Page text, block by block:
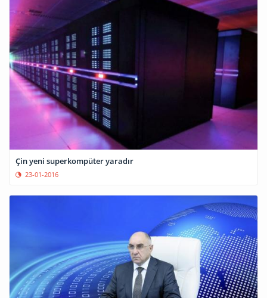
Çin yeni superkompüter yaradır
23-01-2016